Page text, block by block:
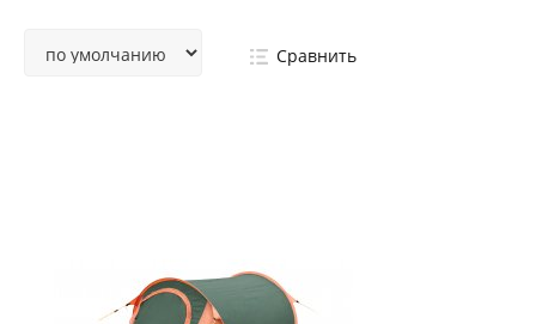
Сравнить